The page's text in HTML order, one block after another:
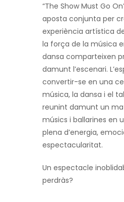
“The Show Must Go
aposta conjunta per
experiència artística
la força de la música
dansa comparteixen
damunt l’escenari.
convertir-se en una
música, la dansa i el
reunint damunt un
músics i ballarines en
plena d’energia,
espectacularitat.
Un espectacle
perdràs?